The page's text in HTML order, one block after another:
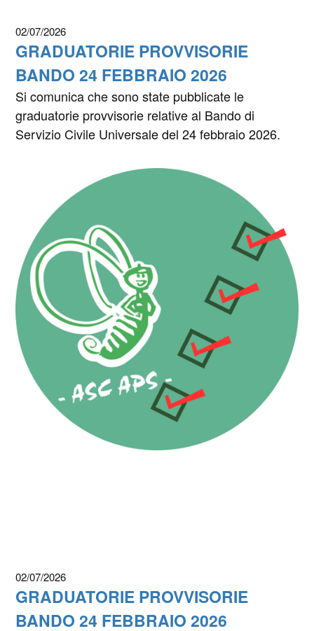
02/07/2026
GRADUATORIE PROVVISORIE
BANDO 24 FEBBRAIO 2026
Si comunica che sono state pubblicate le
graduatorie provvisorie relative al Bando di
Servizio Civile Universale del 24 febbraio 2026.
02/07/2026
GRADUATORIE PROVVISORIE
BANDO 24 FEBBRAIO 2026